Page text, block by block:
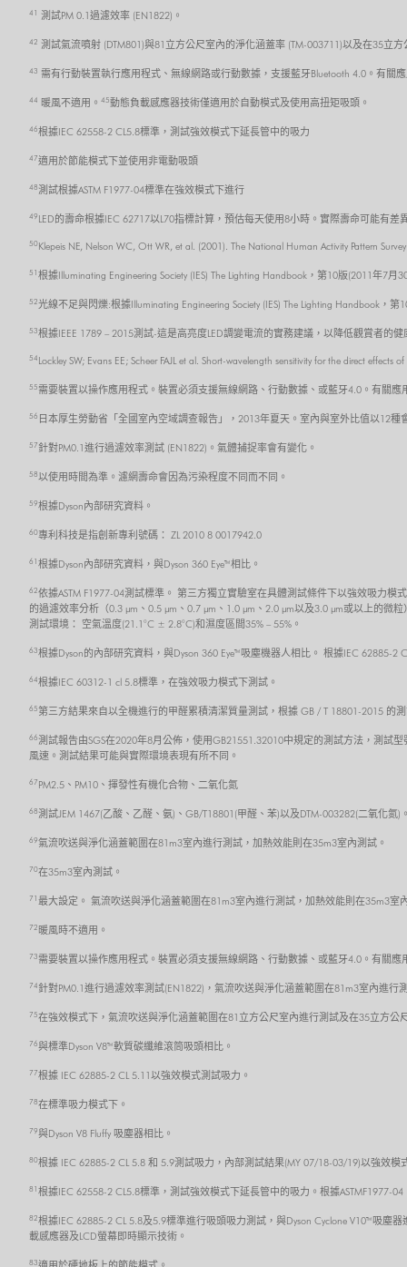
41 測試PM 0.1過濾效率 (EN1822)。
42 測試氣流噴射 (DTM801)與81立方公尺室內的淨化涵蓋率 (TM-003711)以及在35立
43 需有行動裝置執行應用程式、無線網路或行動數據，支援藍牙Bluetooth 4.0。有關
44 暖風不適用。 45動態負載感應器技術僅適用於自動模式及使用高扭矩吸頭。
46根據IEC 62558-2 CL5.8標準，測試強效模式下延長管中的吸力
47適用於節能模式下並使用非電動吸頭
48 測試根據ASTM F1977-04標準在強效模式下進行
49 LED的壽命根據IEC 62717以L70指標計算，預估每天使用8小時。實際壽命可能有差
50Klepeis NE, Nelson WC, Ott WR, et al. (2001). The National Human Activity Pattern
51 根據Illuminating Engineering Society (IES) The Lighting Handbook，第10版(2011年7月
52光線不足與閃爍:根據Illuminating Engineering Society (IES) The Lighting Handbook，
53根據IEEE 1789 – 2015測試-這是高亮度LED調變電流的實務建議，以降低觀賞者的健
54 Lockley SW; Evans EE; Scheer FAJL et al. Short-wavelength sensitivity for the direct
55 需要裝置以操作應用程式。裝置必須支援無線網路、行動數據、或藍牙4.0。有關
56 日本厚生勞動省「全國室內空域調查報告」，2013年夏天。室內與室外比值以12
57 針對PM0.1進行過濾效率測試 (EN1822)。氣體捕捉率會有變化。
58以使用時間為準。濾網壽命會因為污染程度不同而不同。
59根據Dyson內部研究資料。
60專利科技是指創新專利號碼： ZL 2010 8 0017942.0
61 根據Dyson內部研究資料，與Dyson 360 Eye™相比。
62依據ASTM F1977-04測試標準。 第三方獨立實驗室在具體測試條件下以強效吸力
的過濾效率分析（0.3 μm、0.5 μm、0.7 μm、1.0 μm、2.0 μm以及3.0 μm或以上的
測試環境： 空氣溫度(21.1°C ± 2.8°C)和濕度區間35% – 55%。
63根據Dyson的內部研究資料，與Dyson 360 Eye™吸塵機器人相比。 根據IEC 62885-2
64根據IEC 60312-1 cl 5.8標準，在強效吸力模式下測試。
65第三方結果來自以全機進行的甲醛累積清潔質量測試，根據 GB / T 18801-2015 的
66 測試報告由SGS在2020年8月公佈，使用GB21551.32010中規定的測試方法，測試
風速。測試結果可能與實際環境表現有所不同。
67 PM2.5、PM10、揮發性有機化合物、二氧化氮
68 測試JEM 1467(乙酸、乙醛、氨)、GB/T18801(甲醛、苯)以及DTM-003282(二氧化
69氣流吹送與淨化涵蓋範圍在81m3室內進行測試，加熱效能則在35m3室內測試。
70在35m3室內測試。
71 最大設定。 氣流吹送與淨化涵蓋範圍在81m3室內進行測試，加熱效能則在35m3室
72 暖風時不適用。
73 需要裝置以操作應用程式。裝置必須支援無線網路、行動數據、或藍牙4.0。有關
74 針對PM0.1進行過濾效率測試(EN1822)，氣流吹送與淨化涵蓋範圍在81m3室內進行
75在強效模式下，氣流吹送與淨化涵蓋範圍在81立方公尺室內進行測試及在35立方公
76與標準Dyson V8™ 軟質碳纖維滾筒吸頭相比。
77根據 IEC 62885-2 CL 5.11以強效模式測試吸力。
78在標準吸力模式下。
79與Dyson V8 Fluffy 吸塵器相比。
80根據 IEC 62885-2 CL 5.8 和 5.9測試吸力，內部測試結果(MY 07/18-03/19)以強效模
81 根據IEC 62558-2 CL5.8標準，測試強效模式下延長管中的吸力。根據ASTMF1977-
82根據IEC 62885-2 CL 5.8及5.9標準進行吸頭吸力測試，與Dyson Cyclone V10™吸
載感應器及LCD螢幕即時顯示技術。
83